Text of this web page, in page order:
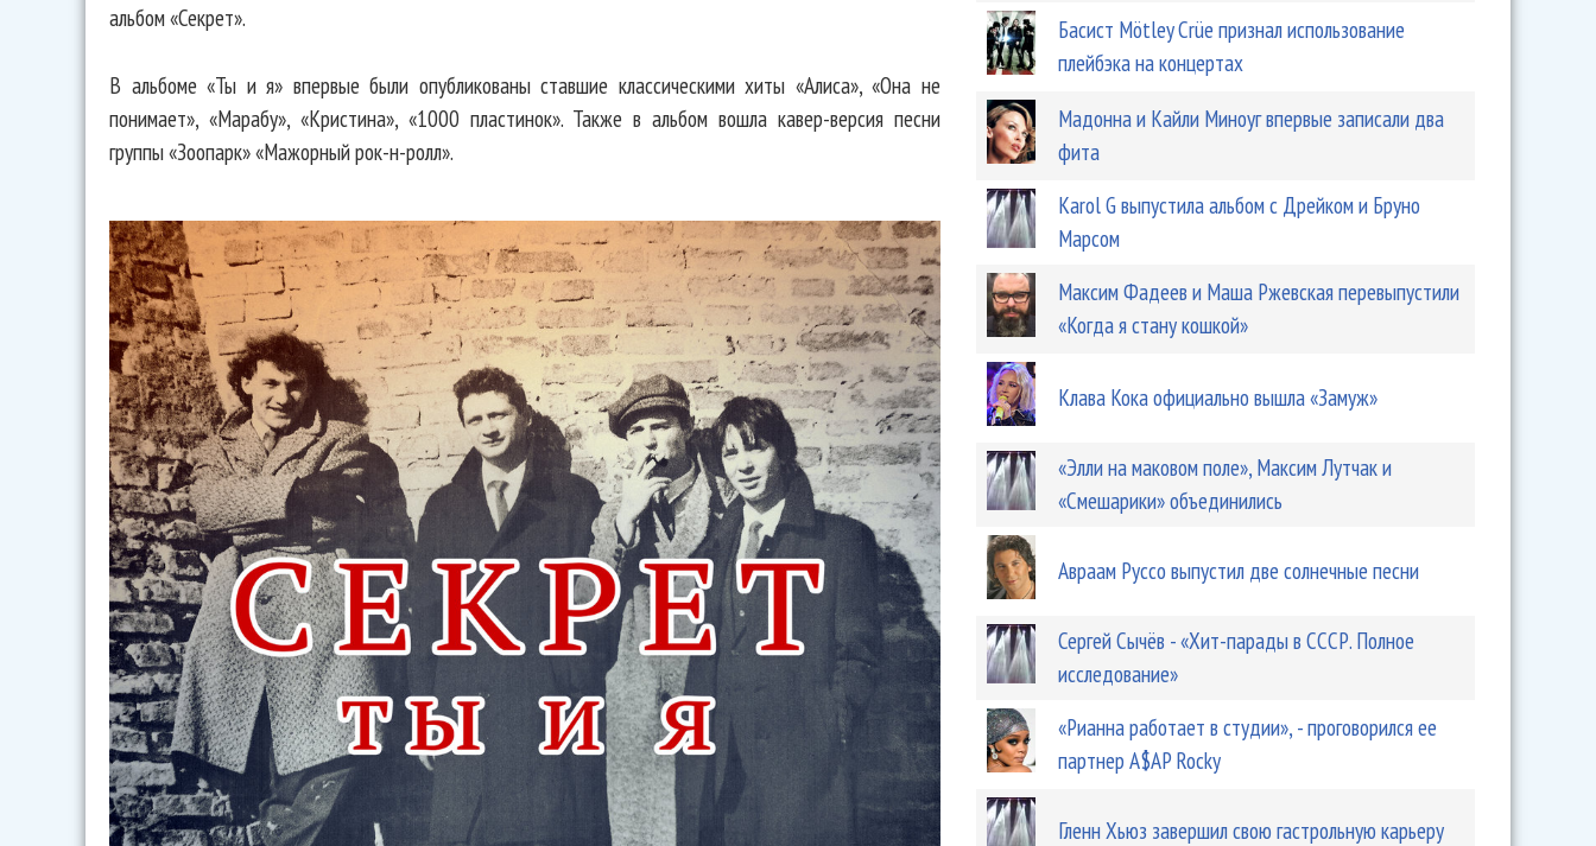
альбом «Секрет».
В альбоме «Ты и я» впервые были опубликованы ставшие классическими хиты «Алиса», «Она не
понимает», «Марабу», «Кристина», «1000 пластинок». Также в альбом вошла кавер-версия песни
группы «Зоопарк» «Мажорный рок-н-ролл».
Басист Mötley Crüe признал использование
плейбэка на концертах
Мадонна и Кайли Миноуг впервые записали два
фита
Karol G выпустила альбом с Дрейком и Бруно
Марсом
Максим Фадеев и Маша Ржевская перевыпустили
«Когда я стану кошкой»
Клава Кока официально вышла «Замуж»
«Элли на маковом поле», Максим Лутчак и
«Смешарики» объединились
Авраам Руссо выпустил две солнечные песни
Сергей Сычёв - «Хит-парады в СССР. Полное
исследование»
«Рианна работает в студии», - проговорился ее
партнер A$AP Rocky
Гленн Хьюз завершил свою гастрольную карьеру